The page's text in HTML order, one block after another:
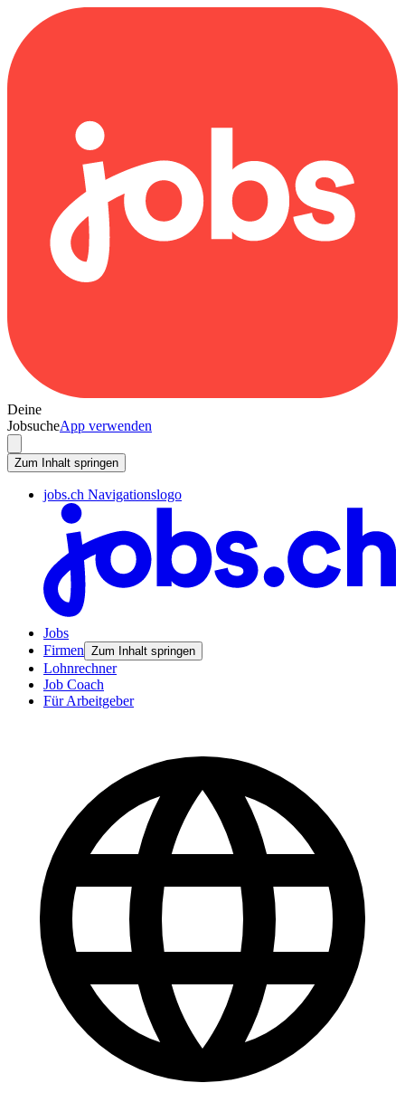
Deine
JobsucheApp verwenden
Zum Inhalt springen
jobs.ch Navigationslogo
Jobs
Firmen Zum Inhalt springen
Lohnrechner
Job Coach
Für Arbeitgeber